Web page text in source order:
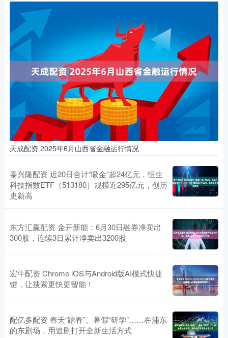
天成配资 2025年6月山西省金融运行情况
泰兴隆配资 近20日合计“吸金”超24亿元，恒生
科技指数ETF（513180）规模近295亿元，创历
史新高
东方汇赢配资 金开新能：6月30日融券净卖出
300股，连续3日累计净卖出3200股
宏牛配资 Chrome iOS与Android版AI模式快捷
键，让搜索更快更智能！
配亿多配资 春天“踏春”、暑假“研学”……在浦东
的东剧场，用追剧打开全新生活方式